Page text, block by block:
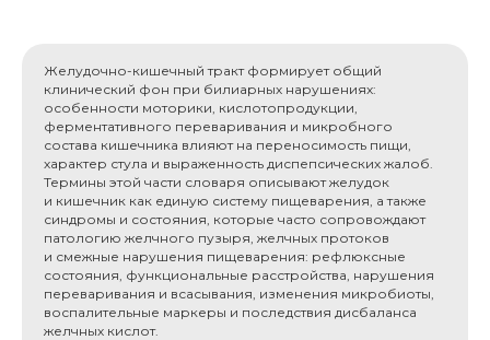
Желудочно-кишечный тракт формирует общий
клинический фон при билиарных нарушениях:
особенности моторики, кислотопродукции,
ферментативного переваривания и микробного
состава кишечника влияют на переносимость пищи,
характер стула и выраженность диспепсических жалоб.
Термины этой части словаря описывают желудок
и кишечник как единую систему пищеварения, а также
синдромы и состояния, которые часто сопровождают
патологию желчного пузыря, желчных протоков
и смежные нарушения пищеварения: рефлюксные
состояния, функциональные расстройства, нарушения
переваривания и всасывания, изменения микробиоты,
воспалительные маркеры и последствия дисбаланса
желчных кислот.